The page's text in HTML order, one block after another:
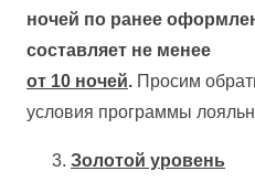
ночей по ранее
составляет не менее
от 10 ночей. Просим
условия программы
Золотой уровень